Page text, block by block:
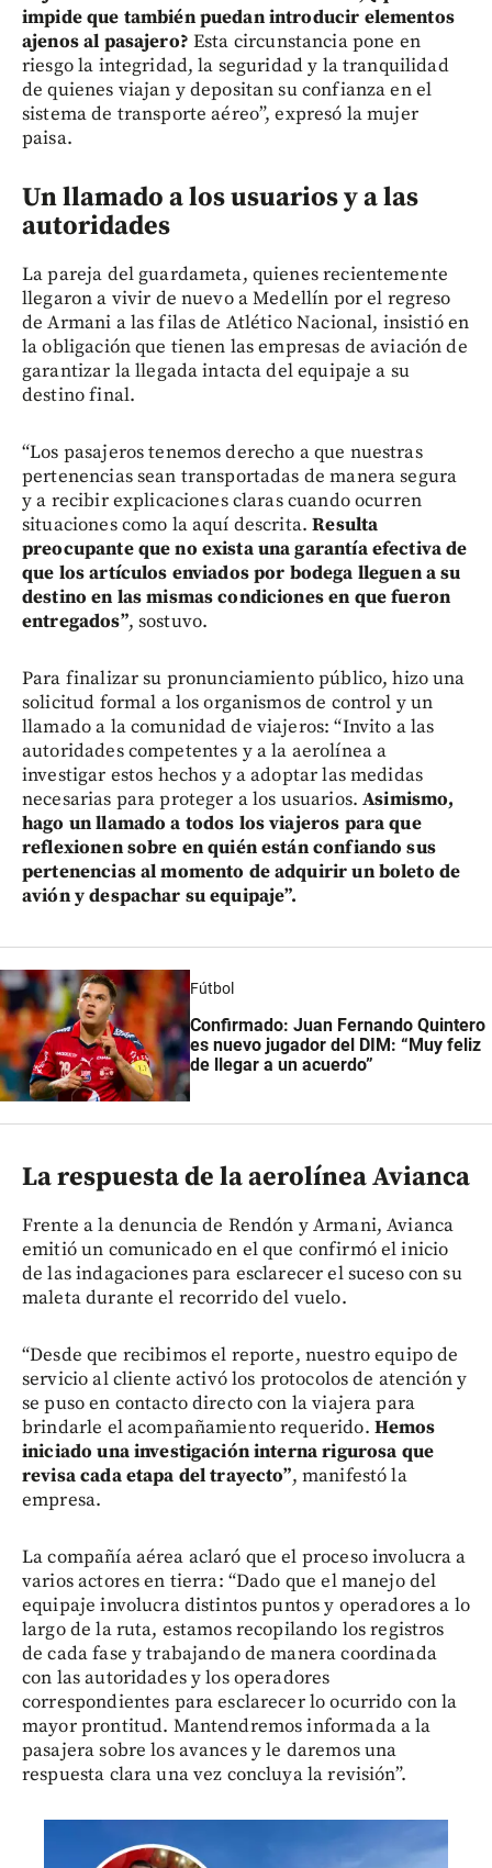
impide que también puedan introducir elementos
ajenos al pasajero? Esta circunstancia pone en
riesgo la integridad, la seguridad y la tranquilidad
de quienes viajan y depositan su confianza en el
sistema de transporte aéreo”, expresó la mujer
paisa.
Un llamado a los usuarios y a las
autoridades
La pareja del guardameta, quienes recientemente
llegaron a vivir de nuevo a Medellín por el regreso
de Armani a las filas de Atlético Nacional, insistió en
la obligación que tienen las empresas de aviación de
garantizar la llegada intacta del equipaje a su
destino final.
“Los pasajeros tenemos derecho a que nuestras
pertenencias sean transportadas de manera segura
y a recibir explicaciones claras cuando ocurren
situaciones como la aquí descrita.Resulta
preocupante que no exista una garantía efectiva de
que los artículos enviados por bodega lleguen a su
destino en las mismas condiciones en que fueron
entregados”, sostuvo.
Para finalizar su pronunciamiento público, hizo una
solicitud formal a los organismos de control y un
llamado a la comunidad de viajeros: “Invito a las
autoridades competentes y a la aerolínea a
investigar estos hechos y a adoptar las medidas
necesarias para proteger a los usuarios.Asimismo,
hago un llamado a todos los viajeros para que
reflexionen sobre en quién están confiando sus
pertenencias al momento de adquirir un boleto de
avión y despachar su equipaje”.
Fútbol
Confirmado: Juan Fernando Quintero
es nuevo jugador del DIM: “Muy feliz
de llegar a un acuerdo”
La respuesta de la aerolínea Avianca
Frente a la denuncia de Rendón y Armani, Avianca
emitió un comunicado en el que confirmó el inicio
de las indagaciones para esclarecer el suceso con su
maleta durante el recorrido del vuelo.
“Desde que recibimos el reporte, nuestro equipo de
servicio al cliente activó los protocolos de atención y
se puso en contacto directo con la viajera para
brindarle el acompañamiento requerido. Hemos
iniciado una investigación interna rigurosa que
revisa cada etapa del trayecto”, manifestó la
empresa.
La compañía aérea aclaró que el proceso involucra a
varios actores en tierra: “Dado que el manejo del
equipaje involucra distintos puntos y operadores a lo
largo de la ruta, estamos recopilando los registros
de cada fase y trabajando de manera coordinada
con las autoridades y los operadores
correspondientes para esclarecer lo ocurrido con la
mayor prontitud. Mantendremos informada a la
pasajera sobre los avances y le daremos una
respuesta clara una vez concluya la revisión”.